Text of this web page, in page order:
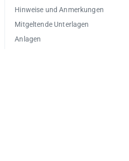
Hinweise und Anmerkungen
Mitgeltende Unterlagen
Anlagen